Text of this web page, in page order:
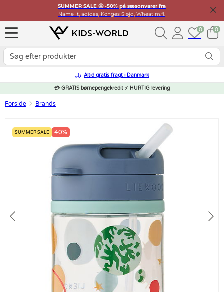
SUMMER SALE 🤩 -50% på sæsonvarer fra
Name It, adidas, Konges Sløjd, Wheat m.fl.
0 0
Altid gratis fragt i Danmark
💳 GRATIS børnepengekredit ⚡ HURTIG levering
Forside Brands
SUMMER SALE 40%